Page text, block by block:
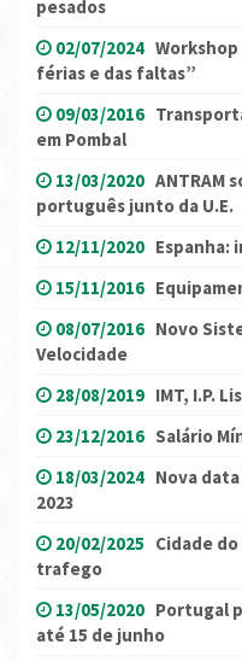
pesados
02/07/2024
férias e das faltas”
09/03/2016
em Pombal
13/03/2020 ANTRAM
português junto da U.E.
12/11/2020 Espanha:
15/11/2016
08/07/2016 Novo
Velocidade
28/08/2019 IMT, I.P.
23/12/2016 Salário
18/03/2024 Nova
2023
20/02/2025 Cidade
trafego
13/05/2020 Portugal
até 15 de junho